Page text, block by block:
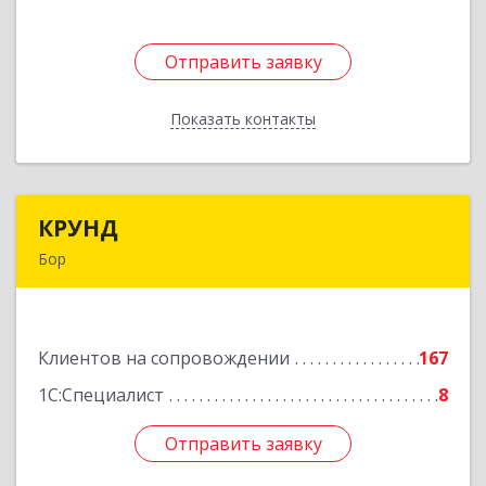
Отправить заявку
Показать контакты
Отправить заявку
Назад
КРУНД
Бор
Клиентов на сопровождении
167
1С:Специалист
8
Отправить заявку
Подробнее
Отправить заявку